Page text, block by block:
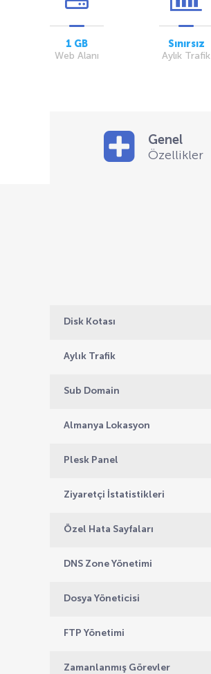
1 GB
Web Alanı
Sınırsız
Aylık Trafik
Genel
Özellikler
Disk Kotası
Aylık Trafik
Sub Domain
Almanya Lokasyon
Plesk Panel
Ziyaretçi İstatistikleri
Özel Hata Sayfaları
DNS Zone Yönetimi
Dosya Yöneticisi
FTP Yönetimi
Zamanlanmış Görevler